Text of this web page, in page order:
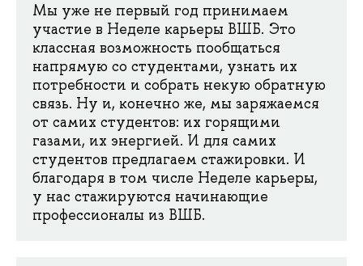
Мы уже не первый год принимаем
участие в Неделе карьеры ВШБ. Это
классная возможность пообщаться
напрямую со студентами, узнать их
потребности и собрать некую обратную
связь. Ну и, конечно же, мы заряжаемся
от самих студентов: их горящими
газами, их энергией. И для самих
студентов предлагаем стажировки. И
благодаря в том числе Неделе карьеры,
у нас стажируются начинающие
профессионалы из ВШБ.